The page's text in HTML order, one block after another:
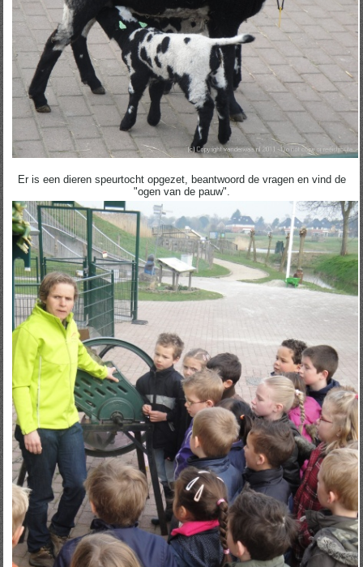
Er is een dieren speurtocht opgezet, beantwoord de vragen en vind de
"ogen van de pauw".